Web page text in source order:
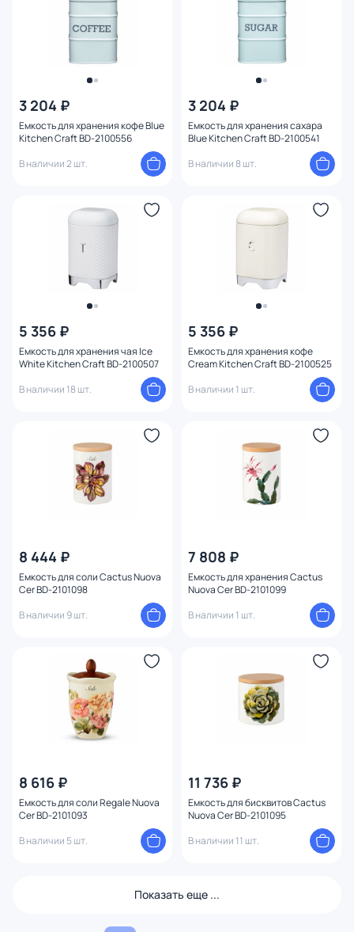
3 204 ₽
Емкость для хранения кофе Blue
Kitchen Craft BD-2100556
В наличии 2 шт.
3 204 ₽
Емкость для хранения сахара
Blue Kitchen Craft BD-2100541
В наличии 8 шт.
5 356 ₽
Емкость для хранения чая Ice
White Kitchen Craft BD-2100507
В наличии 18 шт.
5 356 ₽
Емкость для хранения кофе
Cream Kitchen Craft BD-2100525
В наличии 1 шт.
8 444 ₽
Емкость для соли Cactus Nuova
Cer BD-2101098
В наличии 9 шт.
7 808 ₽
Емкость для хранения Cactus
Nuova Cer BD-2101099
В наличии 1 шт.
8 616 ₽
Емкость для соли Regale Nuova
Cer BD-2101093
В наличии 5 шт.
11 736 ₽
Емкость для бисквитов Cactus
Nuova Cer BD-2101095
В наличии 11 шт.
Показать еще ...